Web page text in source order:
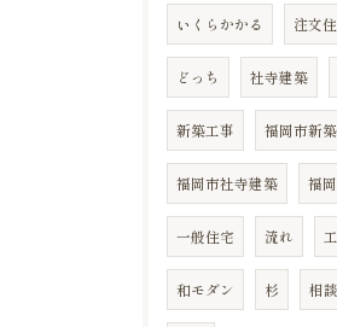
いくらかかる 注文
どっち 社寺建築
新築工事 福岡市新
福岡市社寺建築 福
一般住宅 流れ
和モダン 杉 相談